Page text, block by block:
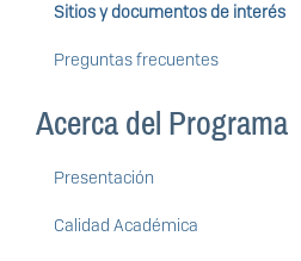
Sitios y documentos de interés
Preguntas frecuentes
Acerca del Programa
Presentación
Calidad Académica